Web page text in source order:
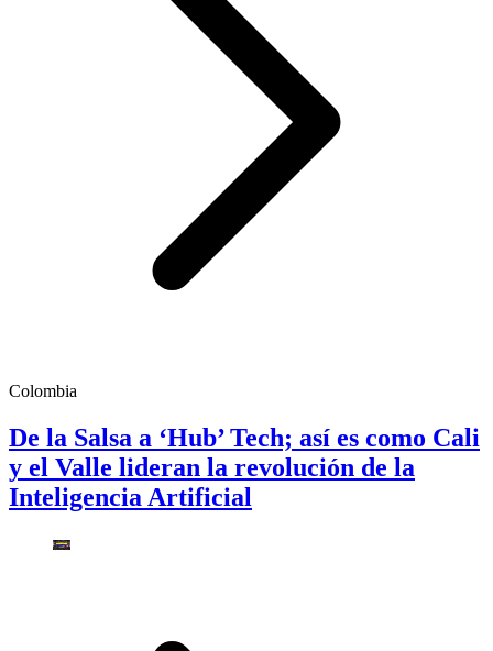
Colombia
De la Salsa a ‘Hub’ Tech; así es como Cali
y el Valle lideran la revolución de la
Inteligencia Artificial